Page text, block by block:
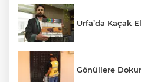
Urfa’da Kaçak
Gönüllere